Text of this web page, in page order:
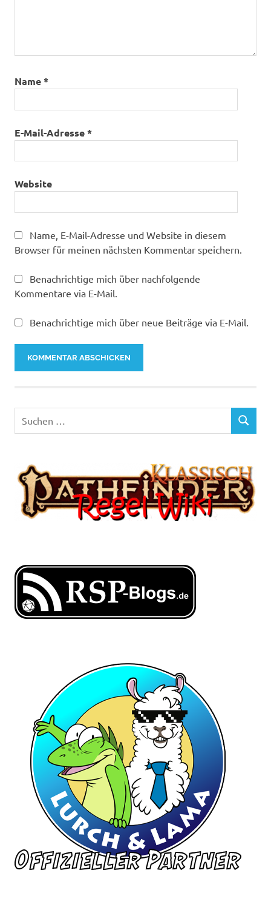
Name*
E-Mail-Adresse*
Website
Name, E-Mail-Adresse und Website in diesem
Browser für meinen nächsten Kommentar speichern.
Benachrichtige mich über nachfolgende
Kommentare via E-Mail.
Benachrichtige mich über neue Beiträge via E-Mail.
nach:
SUCHEN